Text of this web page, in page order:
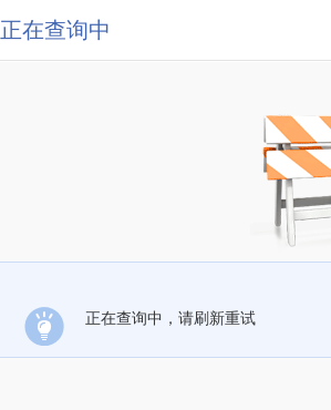
正在查询中
正在查询中，请刷新重试